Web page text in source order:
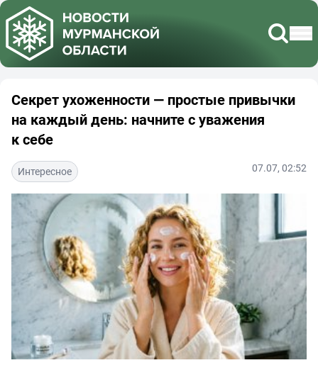
Секрет ухоженности — простые привычки
на каждый день: начните с уважения
к себе
Интересное 07.07, 02:52